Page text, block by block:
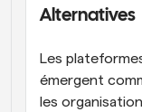
Alternatives
Les
émergent
les